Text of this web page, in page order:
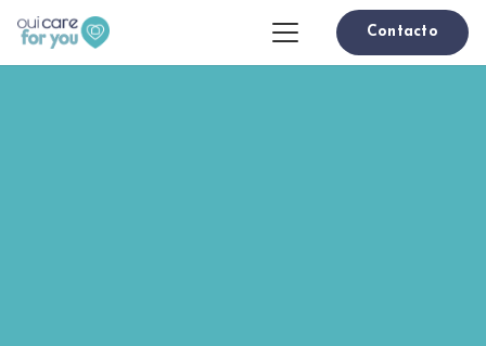
Contacto